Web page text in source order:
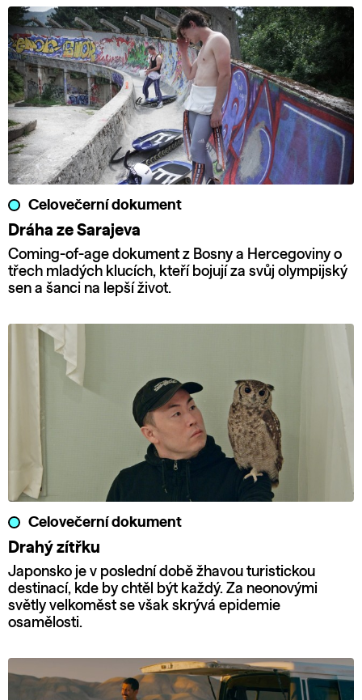
Celovečerní dokument
Dráha ze Sarajeva
Coming-of-age dokument z Bosny a Hercegoviny o
třech mladých klucích, kteří bojují za svůj olympijský
sen a šanci na lepší život.
Celovečerní dokument
Drahý zítřku
Japonsko je v poslední době žhavou turistickou
destinací, kde by chtěl být každý. Za neonovými
světly velkoměst se však skrývá epidemie
osamělosti.